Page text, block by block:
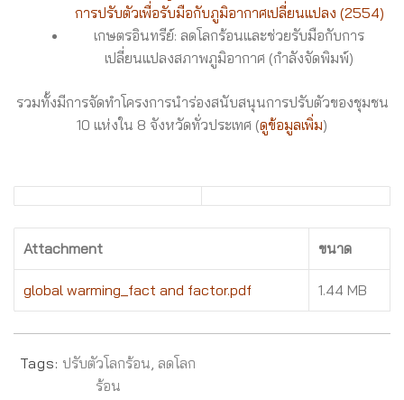
การปรับตัวเพื่อรับมือกับภูมิอากาศเปลี่ยนแปลง (2554)
เกษตรอินทรีย์: ลดโลกร้อนและช่วยรับมือกับการ
เปลี่ยนแปลงสภาพภูมิอากาศ (กำลังจัดพิมพ์)
รวมทั้งมีการจัดทำโครงการนำร่องสนับสนุนการปรับตัวของชุมชน
10 แห่งใน 8 จังหวัดทั่วประเทศ (ดูข้อมูลเพิ่ม)
Attachment ขนาด
global warming_fact and factor.pdf 1.44 MB
Tags: ปรับตัวโลกร้อน, ลดโลก
ร้อน